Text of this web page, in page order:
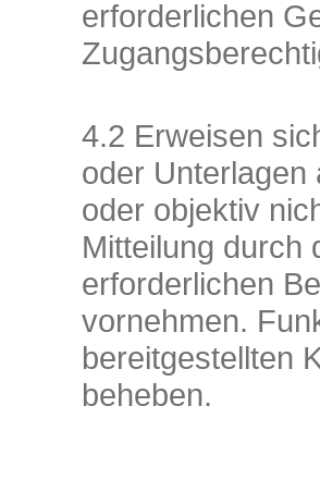
erforderlichen
4.2 Erweisen
oder Unterlagen
oder objektiv
Mitteilung durch
erforderlichen
vornehmen.
bereitgestellten
beheben.